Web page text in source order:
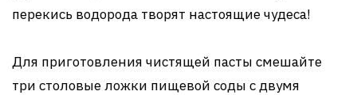
перекись водорода творят настоящие чудеса!
Для приготовления чистящей пасты смешайте
три столовые ложки пищевой соды с двумя